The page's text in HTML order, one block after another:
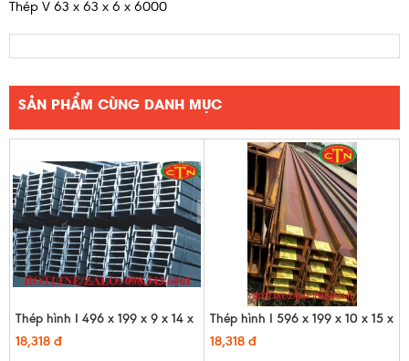
Thép V 63 x 63 x 6 x 6000
SẢN PHẨM CÙNG DANH MỤC
Thép hình I 496 x 199 x 9 x 14 x
12m
18,318 đ
Thép hình I 596 x 199 x 10 x 15 x
12m
18,318 đ